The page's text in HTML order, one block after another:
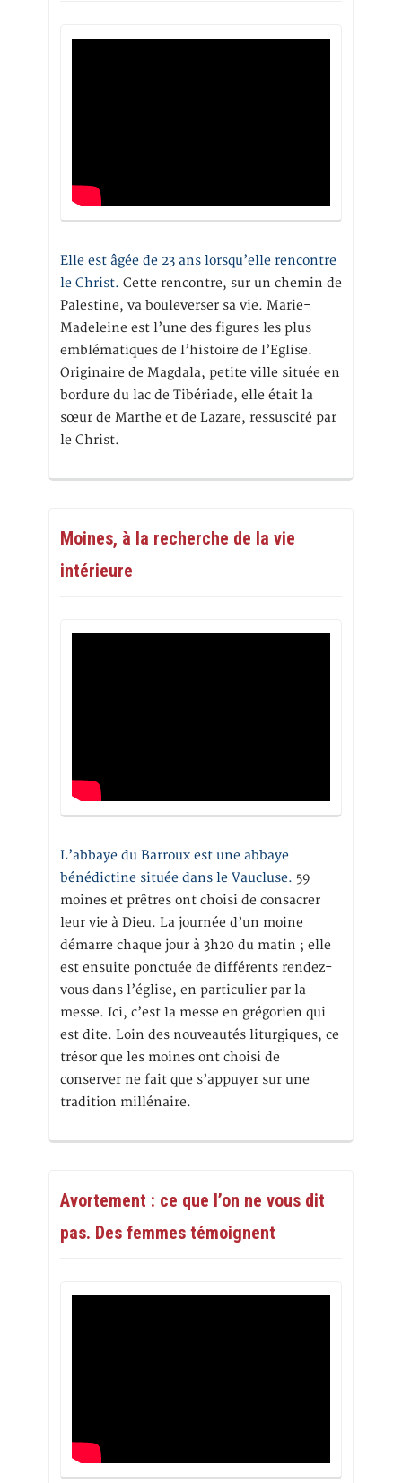
Elle est âgée de 23 ans lorsqu’elle rencontre
le Christ. Cette rencontre, sur un chemin de
Palestine, va bouleverser sa vie. Marie-
Madeleine est l’une des figures les plus
emblématiques de l’histoire de l’Eglise.
Originaire de Magdala, petite ville située en
bordure du lac de Tibériade, elle était la
sœur de Marthe et de Lazare, ressuscité par
le Christ.
Moines, à la recherche de la vie
intérieure
L’abbaye du Barroux est une abbaye
bénédictine située dans le Vaucluse. 59
moines et prêtres ont choisi de consacrer
leur vie à Dieu. La journée d’un moine
démarre chaque jour à 3h20 du matin ; elle
est ensuite ponctuée de différents rendez-
vous dans l’église, en particulier par la
messe. Ici, c’est la messe en grégorien qui
est dite. Loin des nouveautés liturgiques, ce
trésor que les moines ont choisi de
conserver ne fait que s’appuyer sur une
tradition millénaire.
Avortement : ce que l’on ne vous dit
pas. Des femmes témoignent